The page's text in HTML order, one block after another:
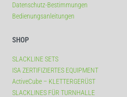
Datenschutz-Bestimmungen
Bedienungsanleitungen
SHOP
SLACKLINE SETS
ISA ZERTIFIZIERTES EQUIPMENT
ActiveCube – KLETTERGERÜST
SLACKLINES FÜR TURNHALLE